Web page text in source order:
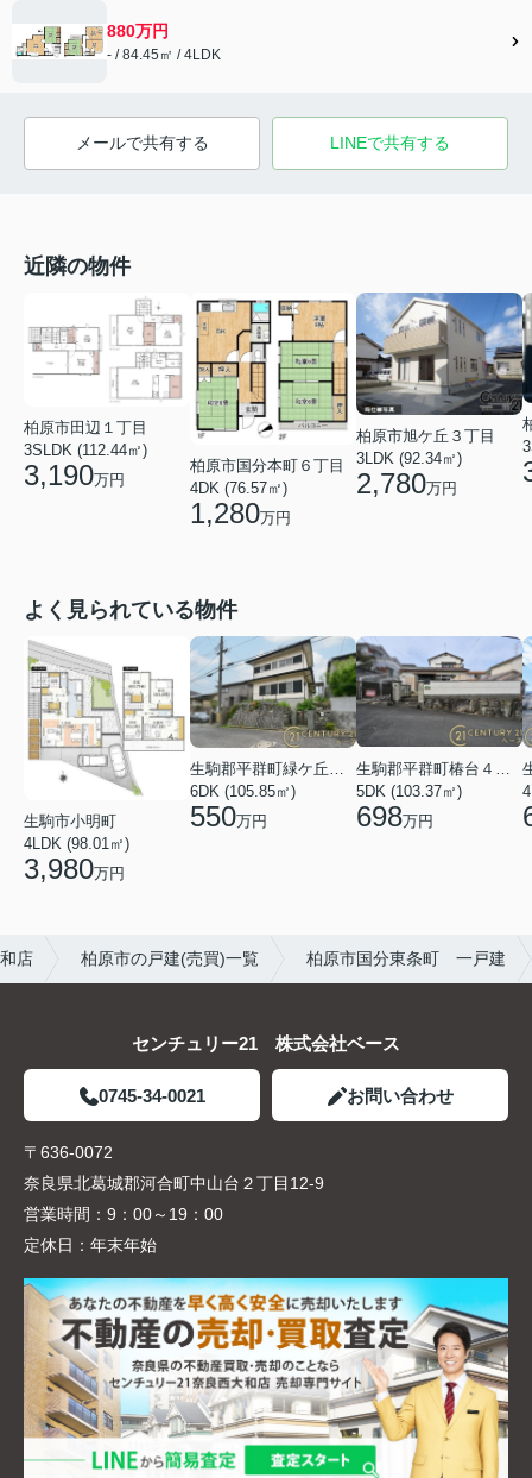
880万円
- / 84.45㎡ / 4LDK
メールで共有する LINEで共有する
近隣の物件
柏原市田辺１丁目
3SLDK (112.44㎡)
3,190万円
柏原市国分本町６丁目
4DK (76.57㎡)
1,280万円
柏原市旭ケ丘３丁目
3LDK (92.34㎡)
2,780万円
よく見られている物件
生駒市小明町
4LDK (98.01㎡)
3,980万円
6DK (105.85㎡)
550万円
5DK (103.37㎡)
698万円
店 柏原市の戸建(売買)一覧 柏原市国分東条町 一戸建
センチュリー21 株式会社ベース
0745-34-0021 お問い合わせ
〒636-0072
奈良県北葛城郡河合町中山台２丁目12-9
営業時間： 9：00～19：00
定休日： 年末年始